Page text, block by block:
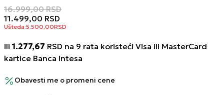
16.999,00 RSD
11.499,00 RSD
Ušteda:5.500,00RSD
ili 1.277,67 RSD na 9 rata koristeći Visa ili MasterCard
kartice Banca Intesa
Obavesti me o promeni cene